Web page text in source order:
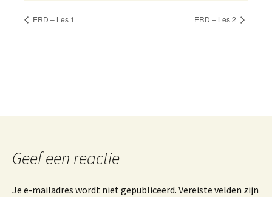
l
t
ERD – Les 1 ERD – Les 2
Geef een reactie
Je e-mailadres wordt niet gepubliceerd. Vereiste velden zijn